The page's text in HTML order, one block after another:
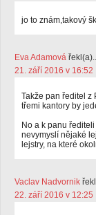
jo to znám,takový
Eva Adamová
21. září 2016 v 16:52
Takže pan ředitel z
třemi kantory by
No a k panu
nevymyslí nějaké
lejstry, na které
Vaclav Nadvornik
22. září 2016 v 12:25